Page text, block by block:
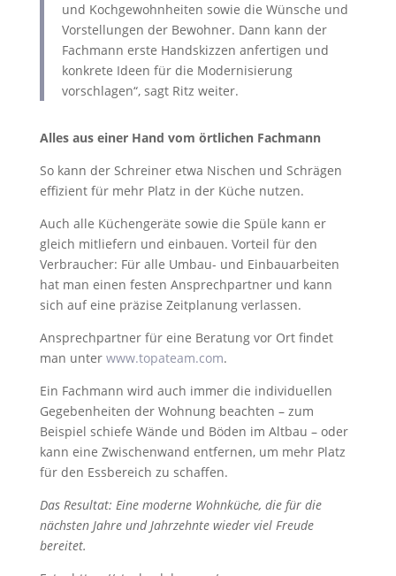
und Kochgewohnheiten sowie die Wünsche und
Vorstellungen der Bewohner. Dann kann der
Fachmann erste Handskizzen anfertigen und
konkrete Ideen für die Modernisierung
vorschlagen“, sagt Ritz weiter.
Alles aus einer Hand vom örtlichen Fachmann
So kann der Schreiner etwa Nischen und Schrägen
effizient für mehr Platz in der Küche nutzen.
Auch alle Küchengeräte sowie die Spüle kann er
gleich mitliefern und einbauen. Vorteil für den
Verbraucher: Für alle Umbau- und Einbauarbeiten
hat man einen festen Ansprechpartner und kann
sich auf eine präzise Zeitplanung verlassen.
Ansprechpartner für eine Beratung vor Ort findet
man unter www.topateam.com.
Ein Fachmann wird auch immer die individuellen
Gegebenheiten der Wohnung beachten – zum
Beispiel schiefe Wände und Böden im Altbau – oder
kann eine Zwischenwand entfernen, um mehr Platz
für den Essbereich zu schaffen.
Das Resultat: Eine moderne Wohnküche, die für die
nächsten Jahre und Jahrzehnte wieder viel Freude
bereitet.